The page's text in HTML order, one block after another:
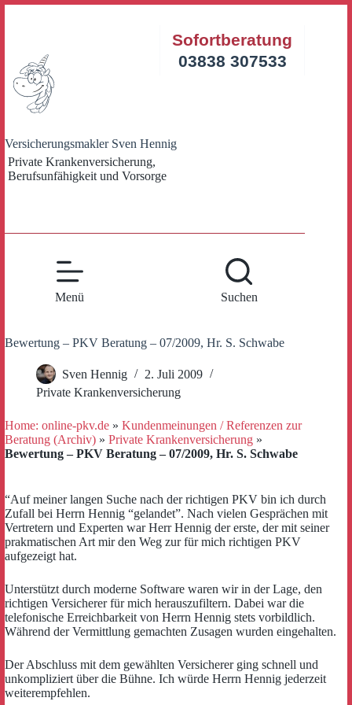
Versicherungsmakler Sven Hennig
Private Krankenversicherung,
Berufsunfähigkeit und Vorsorge
Sofortberatung
03838 307533
Menü Suchen
Bewertung – PKV Beratung – 07/2009, Hr. S. Schwabe
Sven Hennig
2. Juli 2009
Private Krankenversicherung
Home: online-pkv.de » Kundenmeinungen / Referenzen zur
Beratung (Archiv) » Private Krankenversicherung »
Bewertung – PKV Beratung – 07/2009, Hr. S. Schwabe
“Auf meiner langen Suche nach der richtigen PKV bin ich durch
Zufall bei Herrn Hennig “gelandet”. Nach vielen Gesprächen mit
Vertretern und Experten war Herr Hennig der erste, der mit seiner
prakmatischen Art mir den Weg zur für mich richtigen PKV
aufgezeigt hat.
Unterstützt durch moderne Software waren wir in der Lage, den
richtigen Versicherer für mich herauszufiltern. Dabei war die
telefonische Erreichbarkeit von Herrn Hennig stets vorbildlich.
Während der Vermittlung gemachten Zusagen wurden eingehalten.
Der Abschluss mit dem gewählten Versicherer ging schnell und
unkompliziert über die Bühne. Ich würde Herrn Hennig jederzeit
weiterempfehlen.